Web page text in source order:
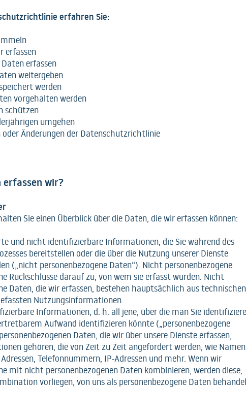
erfahren Sie:
erfassen
erfassen
weitergeben
werden
vorgehalten werden
schützen
umgehen
Änderungen der Datenschutzrichtlinie
erfassen wir?
Sie einen Überblick über die Daten, die wir erfassen können:
und nicht identifizierbare Informationen, die Sie während des
bereitstellen oder die über die Nutzung unserer Dienste
(„nicht personenbezogene Daten“). Nicht personenbezogene
Rückschlüsse darauf zu, von wem sie erfasst wurden. Nicht
Daten, die wir erfassen, bestehen hauptsächlich aus technischen
Nutzungsinformationen.
Informationen, d. h. all jene, über die man Sie
Aufwand identifizieren könnte („personenbezogene
Daten, die wir über unsere Dienste erfassen,
gehören, die von Zeit zu Zeit angefordert werden, wie
Telefonnummern, IP-Adressen und mehr. Wenn wir
mit nicht personenbezogenen Daten kombinieren, werden diese,
vorliegen, von uns als personenbezogene Daten